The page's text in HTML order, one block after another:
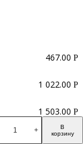
+
В
корзину
467.00 Р
1 022.00 Р
1 503.00 Р